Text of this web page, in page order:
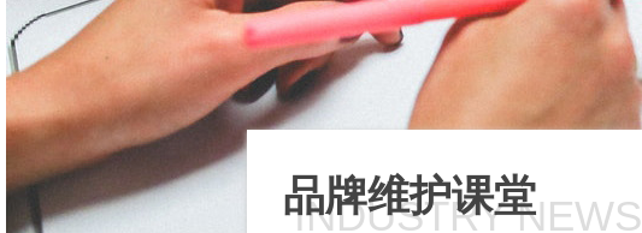
品牌维护课堂
INDUSTRY NEWS